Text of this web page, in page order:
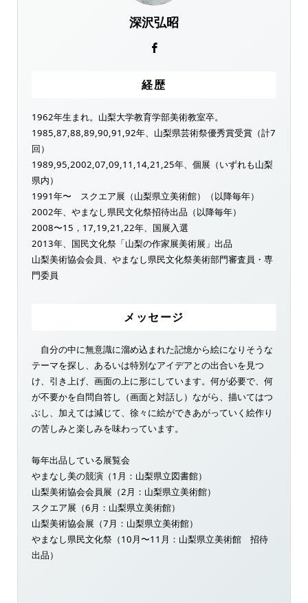
深沢弘昭
経歴
1962年生まれ。山梨大学教育学部美術教室卒。
1985,87,88,89,90,91,92年、山梨県芸術祭優秀賞受賞（計7
回）
1989,95,2002,07,09,11,14,21,25年、個展（いずれも山梨
県内）
1991年〜 スクエア展（山梨県立美術館）（以降毎年）
2002年、やまなし県民文化祭招待出品（以降毎年）
2008〜15，17,19,21,22年、国展入選
2013年、国民文化祭「山梨の作家展美術展」出品
山梨美術協会会員、やまなし県民文化祭美術部門審査員・専
門委員
メッセージ
自分の中に無意識に溜め込まれた記憶から絵になりそうな
テーマを探し、あるいは特別なアイデアとの出合いを見つ
け、引き上げ、画面の上に形にしています。何が必要で、何
が不要かを自問自答し（画面と対話し）ながら、描いてはつ
ぶし、加えては減じて、徐々に絵ができあがっていく絵作り
の苦しみと楽しみを味わっています。
毎年出品している展覧会
やまなし美の競演（1月：山梨県立図書館）
山梨美術協会会員展（2月：山梨県立美術館）
スクエア展（6月：山梨県立美術館）
山梨美術協会展（7月：山梨県立美術館）
やまなし県民文化祭（10月〜11月：山梨県立美術館 招待
出品）